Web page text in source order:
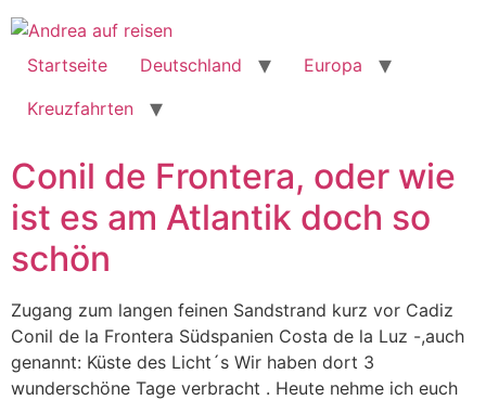
Startseite Deutschland
Europa
Kreuzfahrten
Conil de Frontera, oder wie
ist es am Atlantik doch so
schön
Zugang zum langen feinen Sandstrand kurz vor Cadiz
Conil de la Frontera Südspanien Costa de la Luz -,auch
genannt: Küste des Licht´s Wir haben dort 3
wunderschöne Tage verbracht . Heute nehme ich euch